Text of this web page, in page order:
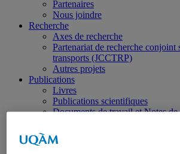
Partenaires
Nous joindre
Recherche
Axes de recherche
Partenariat de recherche conjoint
transports (JCCTRP)
Autres projets
Publications
Livres
Publications scientifiques
Documents de travail et Notes de
Archives IQCarbone
Opportunités